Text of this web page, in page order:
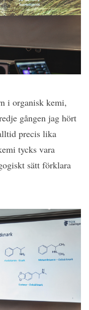
i organisk kemi,
gången jag hört
precis lika
tycks vara
sätt förklara